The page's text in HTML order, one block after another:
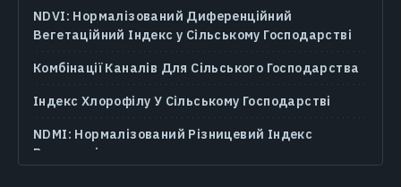
NDVI: Нормалізований Диференційний
Вегетаційний Індекс у Сільському Господарстві
Комбінації Каналів Для Сільського Господарства
Індекс Хлорофілу У Сільському Господарстві
NDMI: Нормалізований Різницевий Індекс
Вологості